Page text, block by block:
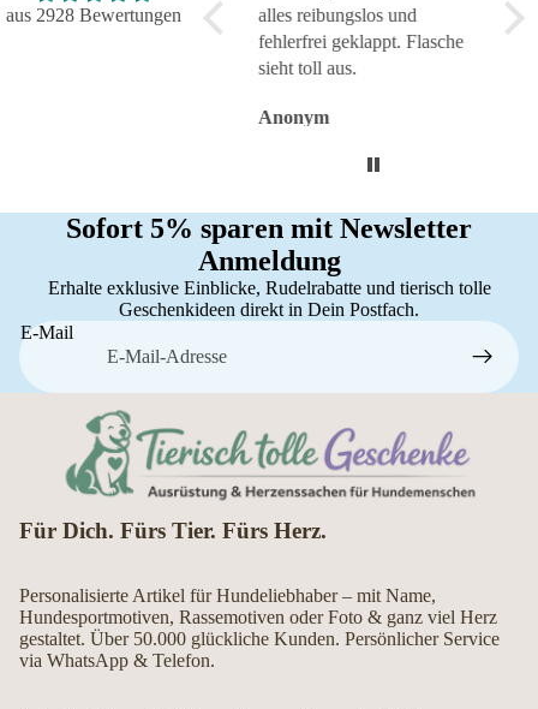
aus 2928 Bewertungen
alles reibungslos und
fehlerfrei geklappt. Flasche
sieht toll aus.
Anonym
Sofort 5% sparen mit Newsletter
Anmeldung
Erhalte exklusive Einblicke, Rudelrabatte und tierisch tolle
Geschenkideen direkt in Dein Postfach.
E-Mail
Für Dich. Fürs Tier. Fürs Herz.
Personalisierte Artikel für Hundeliebhaber – mit Name,
Hundesportmotiven, Rassemotiven oder Foto & ganz viel Herz
gestaltet. Über 50.000 glückliche Kunden. Persönlicher Service
via WhatsApp & Telefon.